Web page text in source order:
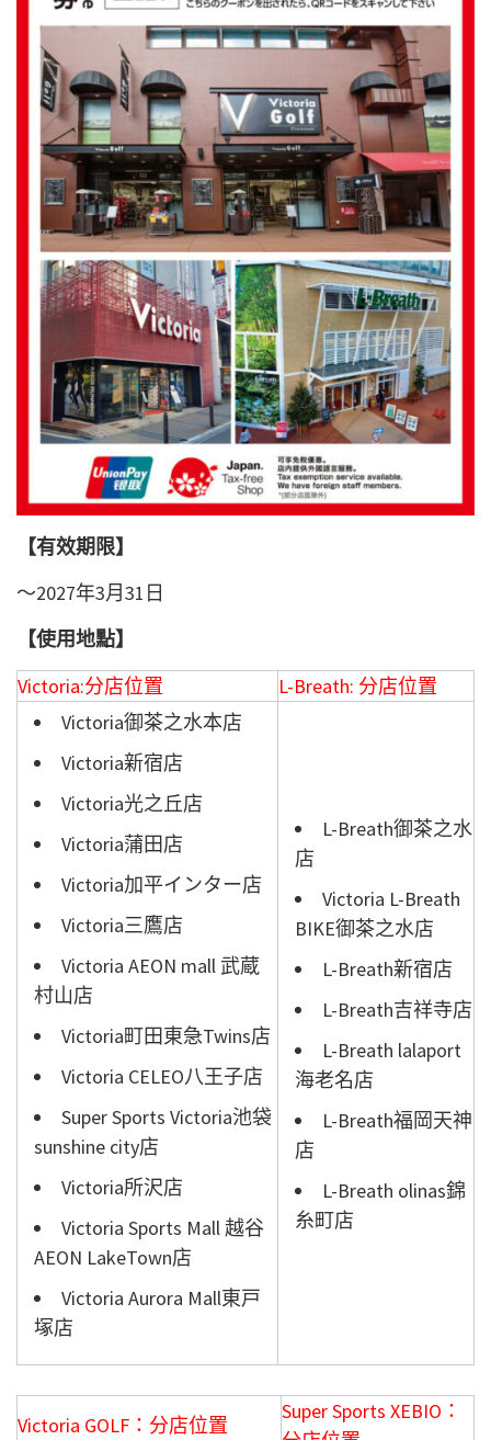
【有效期限】
～2027年3月31日
【使用地點】
Victoria:分店位置 L-Breath: 分店位置
Victoria御茶之水本店
Victoria新宿店
Victoria光之丘店
Victoria蒲田店
Victoria加平インター店
Victoria三鷹店
Victoria AEON mall 武蔵
村山店
Victoria町田東急Twins店
Victoria CELEO八王子店
Super Sports Victoria池袋
sunshine city店
Victoria所沢店
Victoria Sports Mall 越谷
AEON LakeTown店
Victoria Aurora Mall東戸
塚店
L-Breath御茶之水
店
Victoria L-Breath
BIKE御茶之水店
L-Breath新宿店
L-Breath吉祥寺店
L-Breath lalaport
海老名店
L-Breath福岡天神
店
L-Breath olinas錦
糸町店
Victoria GOLF： 分店位置
Super Sports XEBIO：